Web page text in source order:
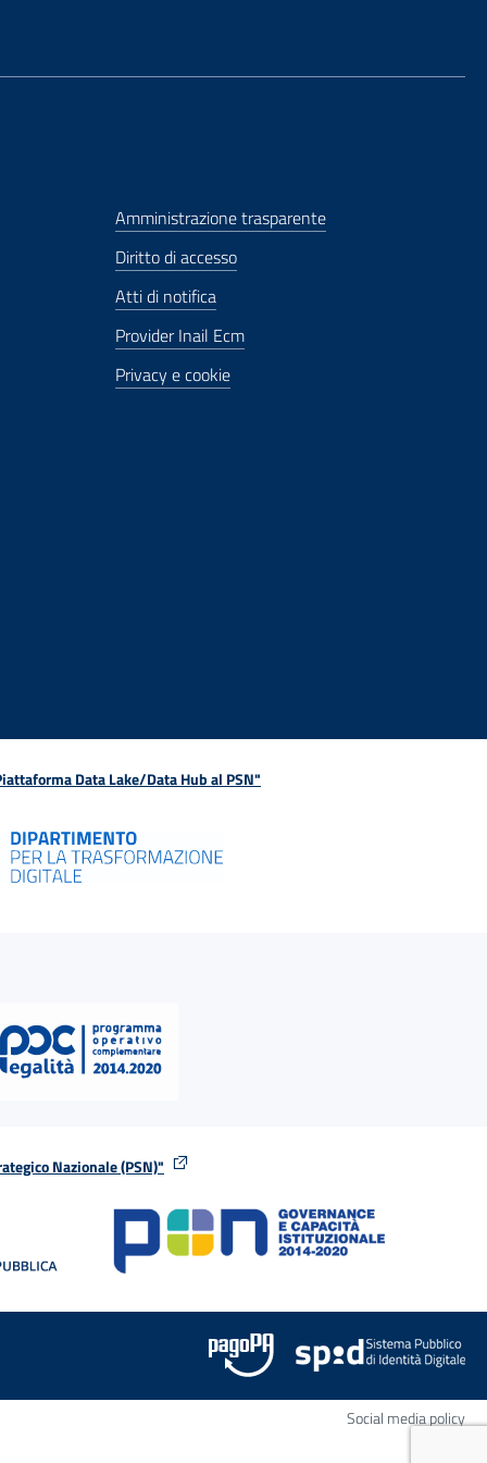
Amministrazione trasparente
Diritto di accesso
Atti di notifica
Provider Inail Ecm
Privacy e cookie
Data Lake/Data Hub al PSN"
Nazionale (PSN)"
stessa finestra
Social media policy